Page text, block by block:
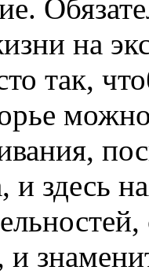
на
так,
можно
и здесь
и